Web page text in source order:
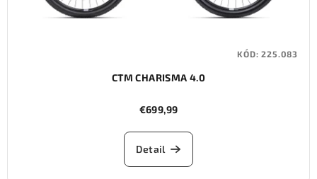
CTM CHARISMA 4.0
€699,99
Detail
KÓD:225.083